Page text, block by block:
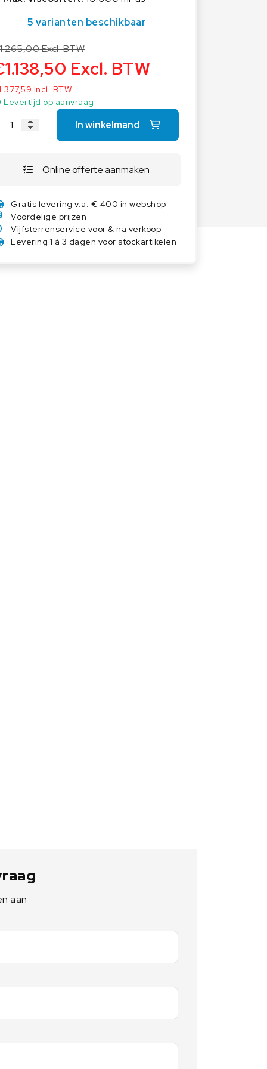
Dierenweegschalen
Draagbare weegschalen
Industrie 4.0
Software
Veerweegschalen
Weegcellen
Winkelweegschalen
5 varianten beschikbaar
1.265,00Excl. BTW
1.138,50 Excl. BTW
Incl. BTW
Levertijd op aanvraag
In winkelmand
Online offerte aanmaken
Gratis levering v.a. € 400 in webshop
Voordelige prijzen
Vijfsterrenservice voor & na verkoop
Levering 1 à 3 dagen voor stockartikelen
aan